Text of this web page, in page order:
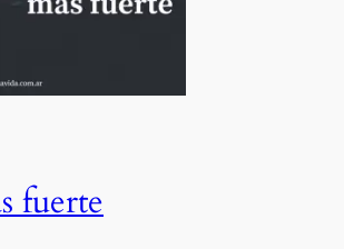
fuerte